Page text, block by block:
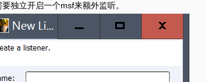
独立开启一个msf来额外监听。